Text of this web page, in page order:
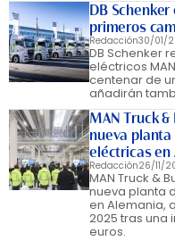
DB
primeros
Redacción30/01/
DB Schenker
eléctricos
centenar de
añadirán
MAN Truck
nueva
eléctricas en
Redacción26/11/
MAN Truck &
nueva planta
en Alemania,
2025 tras una
euros.